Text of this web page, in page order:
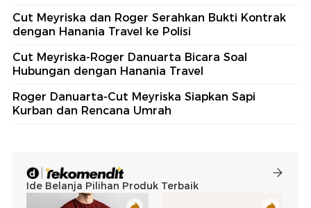
Cut Meyriska dan Roger Serahkan Bukti Kontrak
dengan Hanania Travel ke Polisi
Cut Meyriska-Roger Danuarta Bicara Soal
Hubungan dengan Hanania Travel
Roger Danuarta-Cut Meyriska Siapkan Sapi
Kurban dan Rencana Umrah